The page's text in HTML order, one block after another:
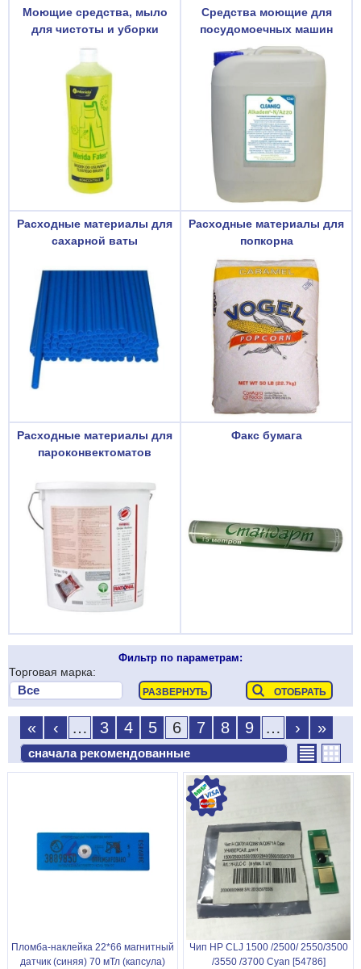
Моющие средства, мыло
для чистоты и уборки
Средства моющие для
посудомоечных машин
Расходные материалы для
сахарной ваты
Расходные материалы для
попкорна
Расходные материалы для
пароконвектоматов
Факс бумага
Фильтр по параметрам:
Торговая марка:
« ‹ … 3 4 5 6 7 8 9 … › »
Пломба-наклейка 22*66 магнитный
датчик (синяя) 70 мТл (капсула)
Чип HP CLJ 1500 /2500/ 2550/3500
/3550 /3700 Cyan [54786]